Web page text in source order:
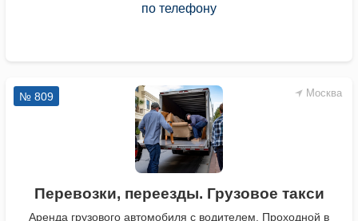
по телефону
Москва
№ 809
Перевозки, переезды. Грузовое такси
Аренда грузового автомобиля с водителем. Проходной в